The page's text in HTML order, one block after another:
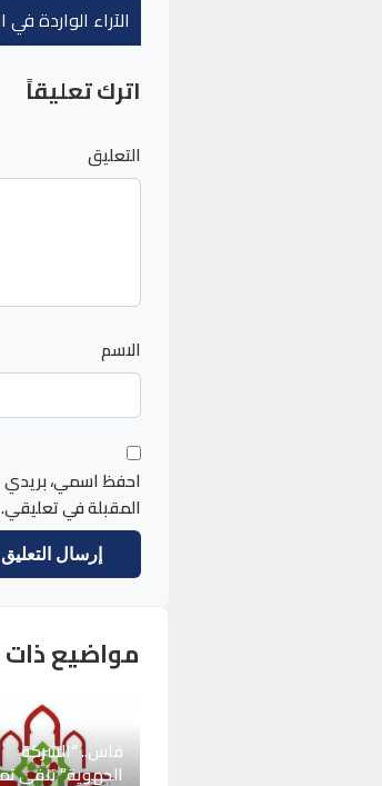
الآراء الواردة
اترك تعليقاً
التعليق
الاسم
احفظ اسمي، بريدي
المقبلة في تعليقي.
مواضيع
فاس.. “الشركة
الجهوية” تنفي